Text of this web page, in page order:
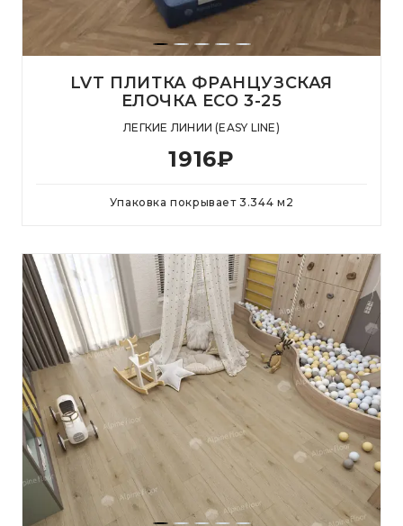
LVT ПЛИТКА ФРАНЦУЗСКАЯ
ЕЛОЧКА ECO 3-25
ЛЕГКИЕ ЛИНИИ (EASY LINE)
1916₽
Упаковка покрывает3.344 м 2